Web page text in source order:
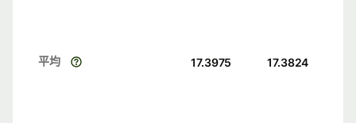
平均 17.3975 17.3824